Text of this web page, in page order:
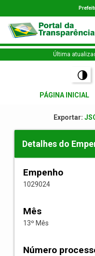
Última
PÁGINA INICIAL
Exportar:
Detalhes do
Empenho
1029024
Mês
13º Mês
Número